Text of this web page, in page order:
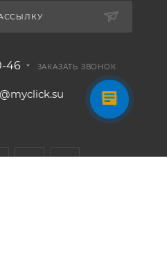
46 ЗАКАЗАТЬ ЗВОНОК